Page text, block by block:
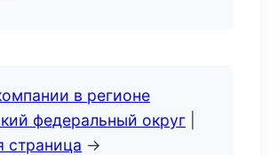
в регионе
федеральный округ
страница →